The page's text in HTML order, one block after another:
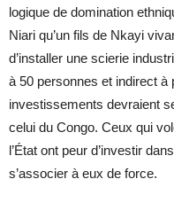
logique de domination
Niari qu’un fils de Nkayi
d’installer une scierie
à 50 personnes et indirect à
investissements devraient
celui du Congo. Ceux qui
l’État ont peur d’investir
s’associer à eux de force.